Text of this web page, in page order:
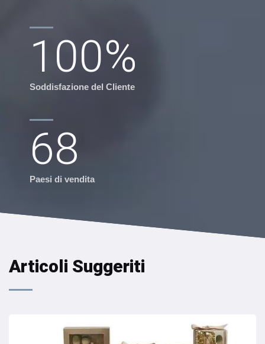
100%
Soddisfazione del Cliente
68
Paesi di vendita
Articoli Suggeriti